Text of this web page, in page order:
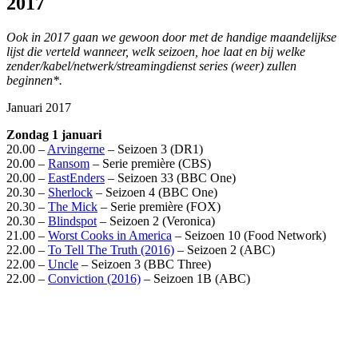
Ook in 2017 gaan we gewoon door met de handige maandelijkse
lijst die verteld wanneer, welk seizoen, hoe laat en bij welke
zender/kabel/netwerk/streamingdienst series (weer) zullen
beginnen*.
Januari 2017
Zondag 1 januari
20.00 – Arvingerne – Seizoen 3 (DR1)
20.00 – Ransom – Serie première (CBS)
20.00 – EastEnders – Seizoen 33 (BBC One)
20.30 – Sherlock – Seizoen 4 (BBC One)
20.30 – The Mick – Serie première (FOX)
20.30 – Blindspot – Seizoen 2 (Veronica)
21.00 – Worst Cooks in America – Seizoen 10 (Food Network)
22.00 – To Tell The Truth (2016) – Seizoen 2 (ABC)
22.00 – Uncle – Seizoen 3 (BBC Three)
22.00 – Conviction (2016) – Seizoen 1B (ABC)